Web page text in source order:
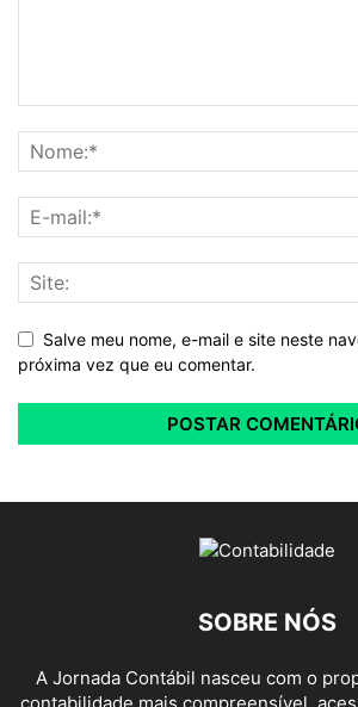
Salve meu nome, e-mail e site neste
próxima vez que eu comentar.
SOBRE NÓS
A Jornada Contábil nasceu com o